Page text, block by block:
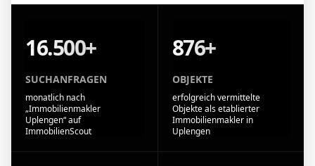
16.500+
SUCHANFRAGEN
monatlich nach
„Immobilienmakler
Uplengen“ auf
ImmobilienScout
876+
OBJEKTE
erfolgreich vermittelte
Objekte als etablierter
Immobilienmakler in
Uplengen